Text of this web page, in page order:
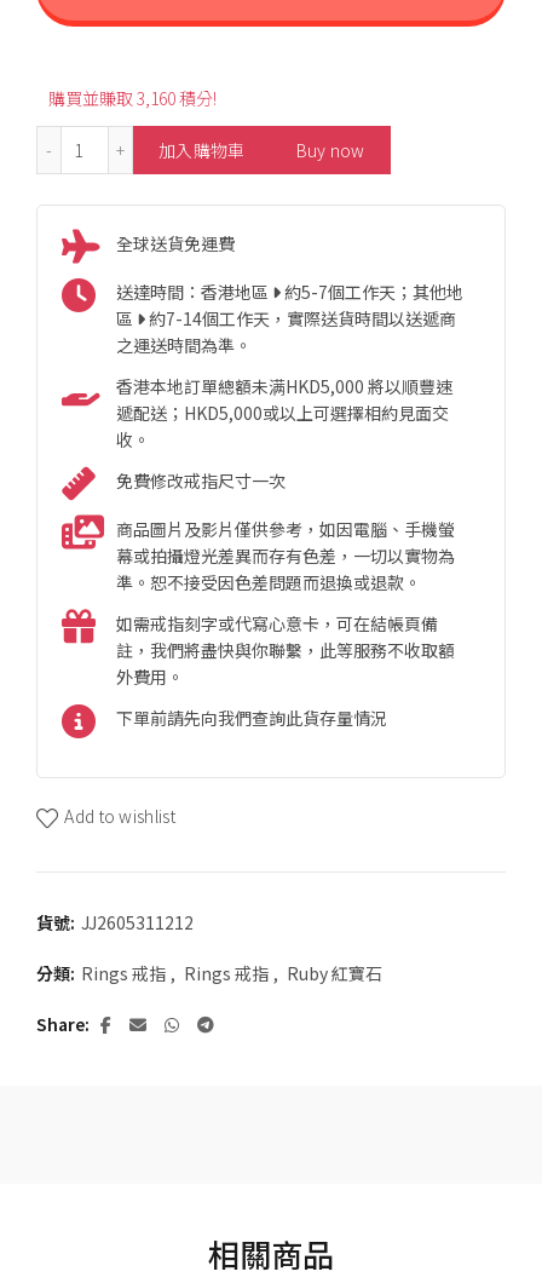
購買並賺取 3,160 積分!
0.15ct Oval-Shaped Unheated Pigeon Blood Ruby Ring
加入購物車 Buy now
全球送貨免運費
送達時間：香港地區
約5-7個工作天；其他地
區
約7-14個工作天，實際送貨時間以送遞商
之運送時間為準。
香港本地訂單總額未满HKD5,000 將以順豐速
遞配送；HKD5,000或以上可選擇相約見面交
收。
免費修改戒指尺寸一次
商品圖片及影片僅供參考，如因電腦、手機螢
幕或拍攝燈光差異而存有色差，一切以實物為
準。恕不接受因色差問題而退換或退款。
如需戒指刻字或代寫心意卡，可在結帳頁備
註，我們將盡快與你聯繫，此等服務不收取額
外費用。
下單前請先向我們查詢此貨存量情況
Add to wishlist
貨號: JJ2605311212
分類: Rings 戒指 , Rings 戒指 , Ruby 紅寶石
Share
相關商品